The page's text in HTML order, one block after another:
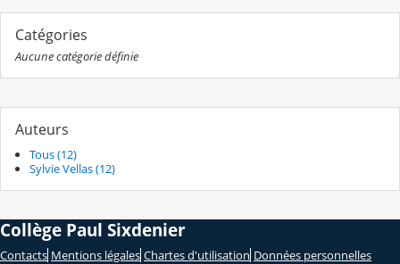
Catégories
Aucune catégorie définie
Auteurs
Tous (12)
Sylvie Vellas (12)
Collège Paul Sixdenier
Contacts Mentions légales Chartes d'utilisation Données personnelles